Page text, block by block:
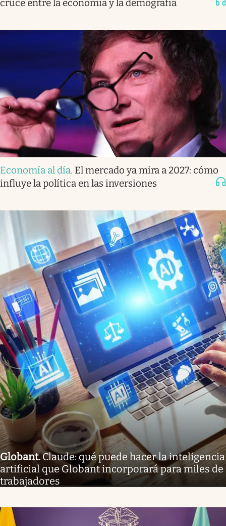
cruce entre la economía y la demografía
Economía al día. El mercado ya mira a 2027: cómo
influye la política en las inversiones
Globant.Claude: qué puede hacer la inteligencia
artificial que Globant incorporará para miles de
trabajadores